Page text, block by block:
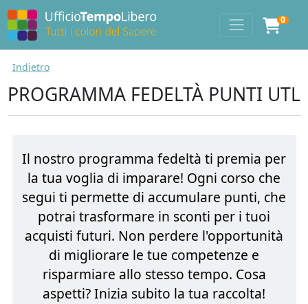
0
Indietro
PROGRAMMA FEDELTÀ PUNTI UTL
Il nostro programma fedeltà ti premia per
la tua voglia di imparare! Ogni corso che
segui ti permette di accumulare punti, che
potrai trasformare in sconti per i tuoi
acquisti futuri. Non perdere l'opportunità
di migliorare le tue competenze e
risparmiare allo stesso tempo. Cosa
aspetti? Inizia subito la tua raccolta!